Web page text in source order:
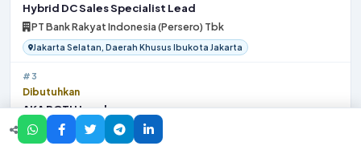
Hybrid DC Sales Specialist Lead
PT Bank Rakyat Indonesia (Persero) Tbk
Jakarta Selatan, Daerah Khusus Ibukota Jakarta
#3
Dibutuhkan
AKA PGTH Leader
GE HEALTHCARE